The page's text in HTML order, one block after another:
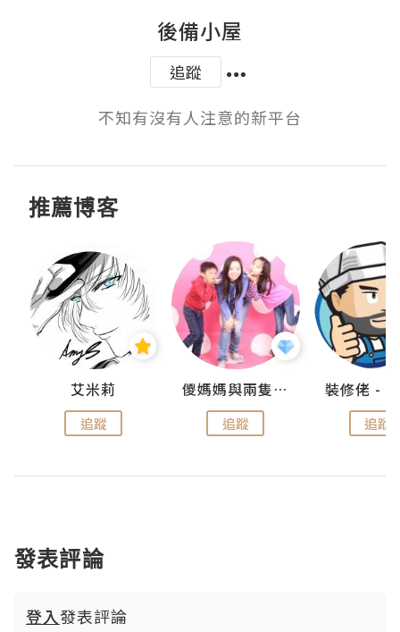
後備小屋
追蹤
不知有沒有人注意的新平台
推薦博客
艾米莉
追蹤
儍媽媽與兩隻小魔怪之家
追蹤 追蹤
發表評論
登入發表評論